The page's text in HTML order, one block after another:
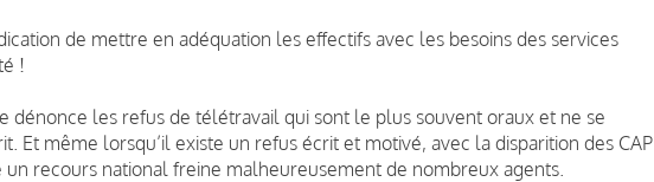
de mettre en adéquation les effectifs avec les besoins des services
!
dénonce les refus de télétravail qui sont le plus souvent oraux et ne se
Et même lorsqu’il existe un refus écrit et motivé, avec la disparition des CAP
un recours national freine malheureusement de nombreux agents.